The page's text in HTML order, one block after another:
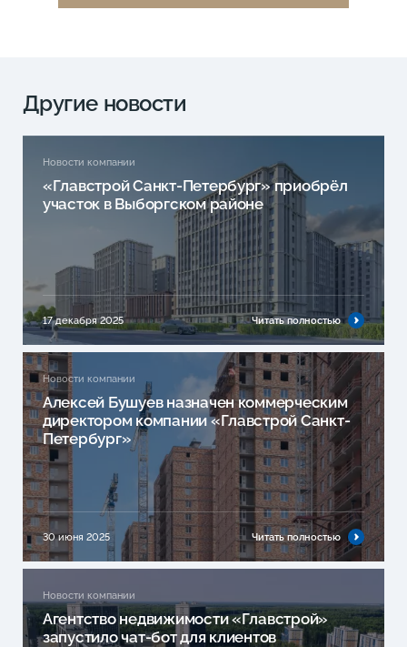
Другие новости
Новости компании
«Главстрой Санкт-Петербург» приобрёл
участок в Выборгском районе
17 декабря 2025 Читать полностью
Новости компании
Алексей Бушуев назначен коммерческим
директором компании «Главстрой Санкт-
Петербург»
30 июня 2025 Читать полностью
Новости компании
Агентство недвижимости «Главстрой»
запустило чат-бот для клиентов